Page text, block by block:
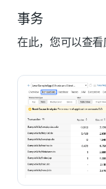
事务
在此，您可以查看